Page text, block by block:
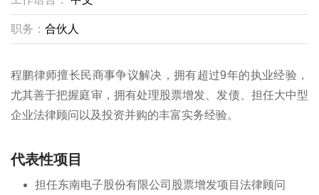
职务： 合伙人
程鹏律师擅长民商事争议解决，拥有超过9年的执业经验，
尤其善于把握庭审，拥有处理股票增发、发债、担任大中型
企业法律顾问以及投资并购的丰富实务经验。
代表性项目
担任东南电子股份有限公司股票增发项目法律顾问